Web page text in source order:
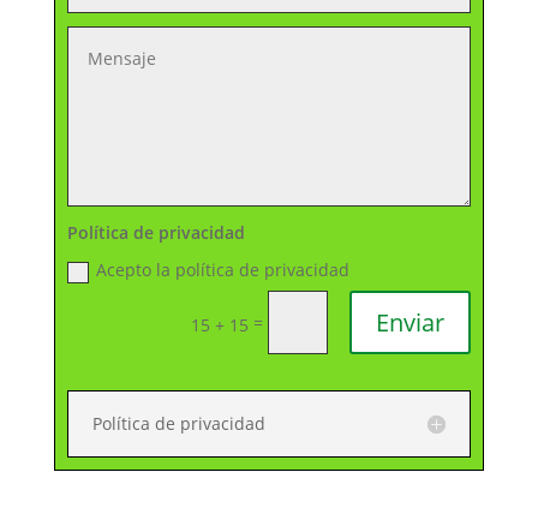
Política de privacidad
Acepto la política de privacidad
15 + 15 = Enviar
Política de privacidad